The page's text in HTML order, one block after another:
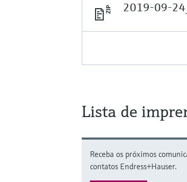
2019-09-
Lista de
Receba os próximos
contatos Endress+Hauser.